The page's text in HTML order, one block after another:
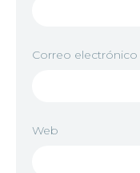
Correo electrónico
Web